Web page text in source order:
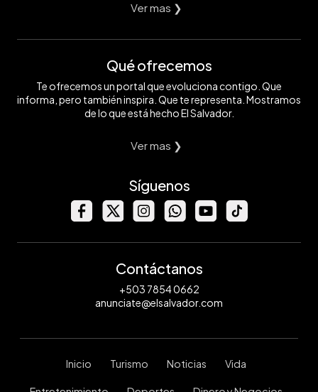
Ver mas ❯
Qué ofrecemos
Te ofrecemos un portal que evoluciona contigo. Que
informa, pero también inspira. Que te representa. Mostramos
de lo que está hecho El Salvador.
Ver mas ❯
Síguenos
Contáctanos
+503 7854 0662
anunciate@elsalvador.com
Inicio Turismo Noticias Vida